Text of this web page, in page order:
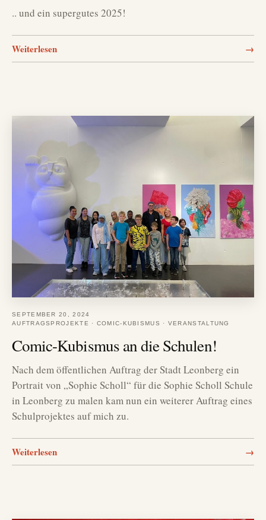
.. und ein supergutes 2025!
Weiterlesen →
SEPTEMBER 20, 2024
AUFTRAGSPROJEKTE
· COMIC-KUBISMUS · VERANSTALTUNG
Comic-Kubismus an die Schulen!
Nach dem öffentlichen Auftrag der Stadt Leonberg ein
Portrait von „Sophie Scholl“ für die Sophie Scholl Schule
in Leonberg zu malen kam nun ein weiterer Auftrag eines
Schulprojektes auf mich zu.
Weiterlesen →